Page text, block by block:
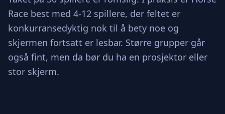
Race best med 4-12 spillere, der feltet er
konkurransedyktig nok til å bety noe og
skjermen fortsatt er lesbar. Større grupper går
også fint, men da bør du ha en prosjektor eller
stor skjerm.